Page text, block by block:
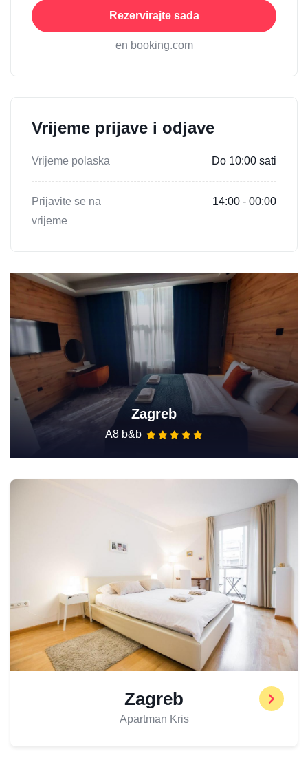
Rezervirajte sada
en booking.com
Vrijeme prijave i odjave
Vrijeme polaska Do 10:00 sati
Prijavite se na
vrijeme
14:00 - 00:00
Zagreb
A8 b&b
Zagreb
Apartman Kris